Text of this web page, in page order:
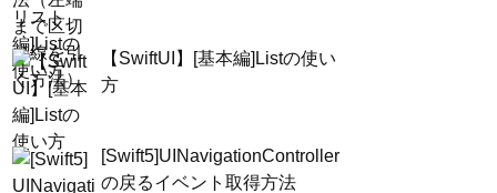
【SwiftUI】[基本編]Listの使い
方
[Swift5]UINavigationController
の戻るイベント取得方法